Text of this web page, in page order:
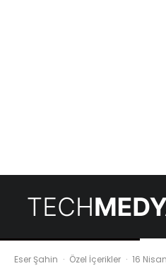
Eser Şahin · Özel İçerikler · 16